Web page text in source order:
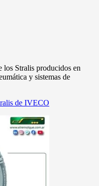
Stralis producidos en
y sistemas de
de IVECO